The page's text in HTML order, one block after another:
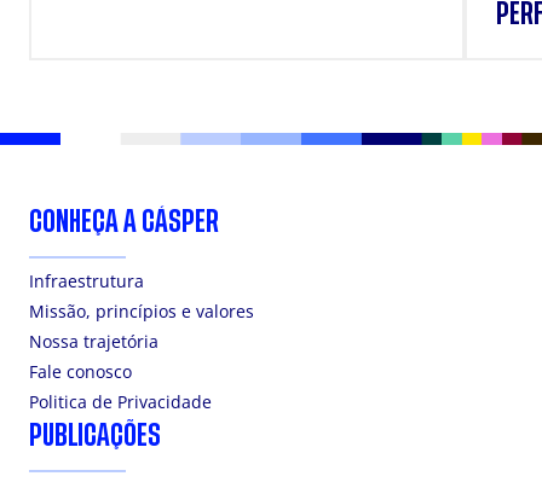
CONHEÇA A CÁSPER
Infraestrutura
Missão, princípios e valores
Nossa trajetória
Fale conosco
Politica de Privacidade
PUBLICAÇÕES